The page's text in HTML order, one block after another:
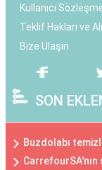
Kullanıcı
Teklif Hakları ve
Bize Ulaşın
SON
Buzdolabı
CarrefourSA'nın